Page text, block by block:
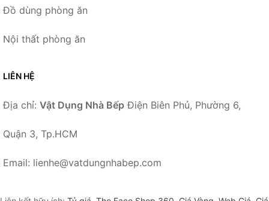
Đồ dùng phòng ăn
Nội thất phòng ăn
LIÊN HỆ
Địa chỉ: Vật Dụng Nhà Bếp Điện Biên Phủ, Phường 6,
Quận 3, Tp.HCM
Email: lienhe@vatdungnhabep.com